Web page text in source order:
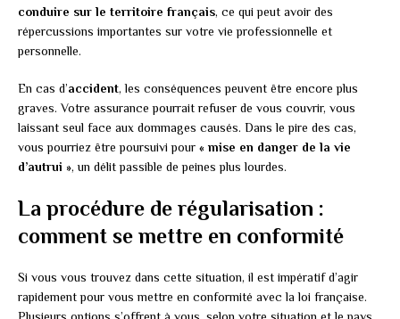
conduire sur le territoire français, ce qui peut avoir des
répercussions importantes sur votre vie professionnelle et
personnelle.
En cas d’accident, les conséquences peuvent être encore plus
graves. Votre assurance pourrait refuser de vous couvrir, vous
laissant seul face aux dommages causés. Dans le pire des cas,
vous pourriez être poursuivi pour « mise en danger de la vie
d’autrui », un délit passible de peines plus lourdes.
La procédure de régularisation :
comment se mettre en conformité
Si vous vous trouvez dans cette situation, il est impératif d’agir
rapidement pour vous mettre en conformité avec la loi française.